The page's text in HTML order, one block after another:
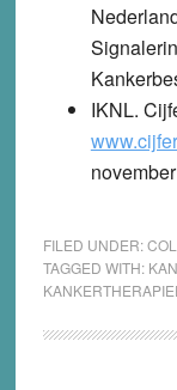
IKNL.
FILED UNDER:
TAGGED WITH: